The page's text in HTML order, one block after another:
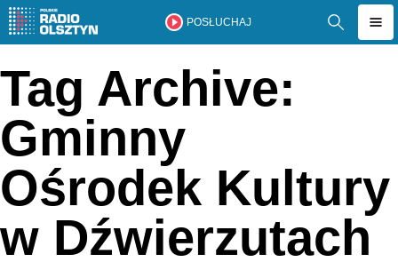
POSŁUCHAJ
Tag Archive:
Gminny
Ośrodek Kultury
w Dźwierzutach